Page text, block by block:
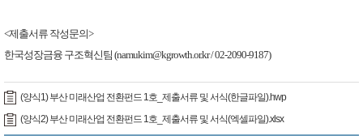
<제출서류 작성문의>
한국성장금융 구조혁신팀 (namukim@kgrowth.or.kr / 02-2090-9187) ​
(양식1) 부산 미래산업 전환펀드 1호_제출서류 및 서식(한글파일).hwp
(양식2) 부산 미래산업 전환펀드 1호_제출서류 및 서식(엑셀파일).xlsx